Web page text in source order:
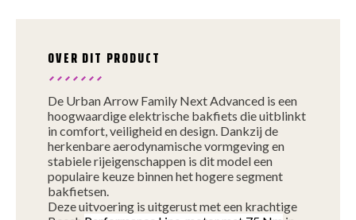
OVER DIT PRODUCT
De Urban Arrow Family Next Advanced is een
hoogwaardige elektrische bakfiets die uitblinkt
in comfort, veiligheid en design. Dankzij de
herkenbare aerodynamische vormgeving en
stabiele rijeigenschappen is dit model een
populaire keuze binnen het hogere segment
bakfietsen.
Deze uitvoering is uitgerust met een krachtige